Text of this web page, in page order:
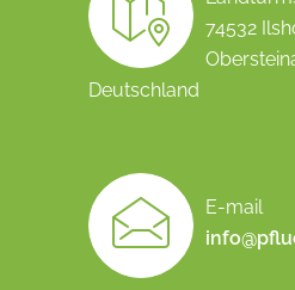
74532
Deutschland
E-mail